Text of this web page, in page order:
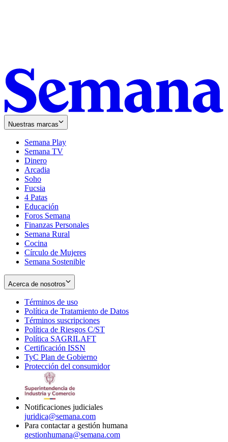
Nuestras marcas
Semana Play
Semana TV
Dinero
Arcadia
Soho
in
new
window
Fucsia
in
new
window
4 Patas
Educación
Foros Semana
Finanzas Personales
Semana Rural
Cocina
Círculo de Mujeres
Semana Sostenible
Acerca de nosotros
Términos de uso
in
new
window
Política de Tratamiento de Datos
Términos suscripciones
in
Política de Riesgos C/ST
Política SAGRILAFT
new
window
Certificación ISSN
in
new
TyC Plan de Gobierno
in
Protección del consumidorOpens
Notificaciones judiciales
juridica@semana.com
Para contactar a gestión humana
gestionhumana@semana.com